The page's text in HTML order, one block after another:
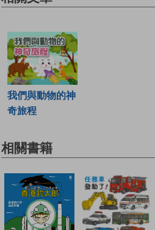
我們與動物的神
奇旅程
相關書籍